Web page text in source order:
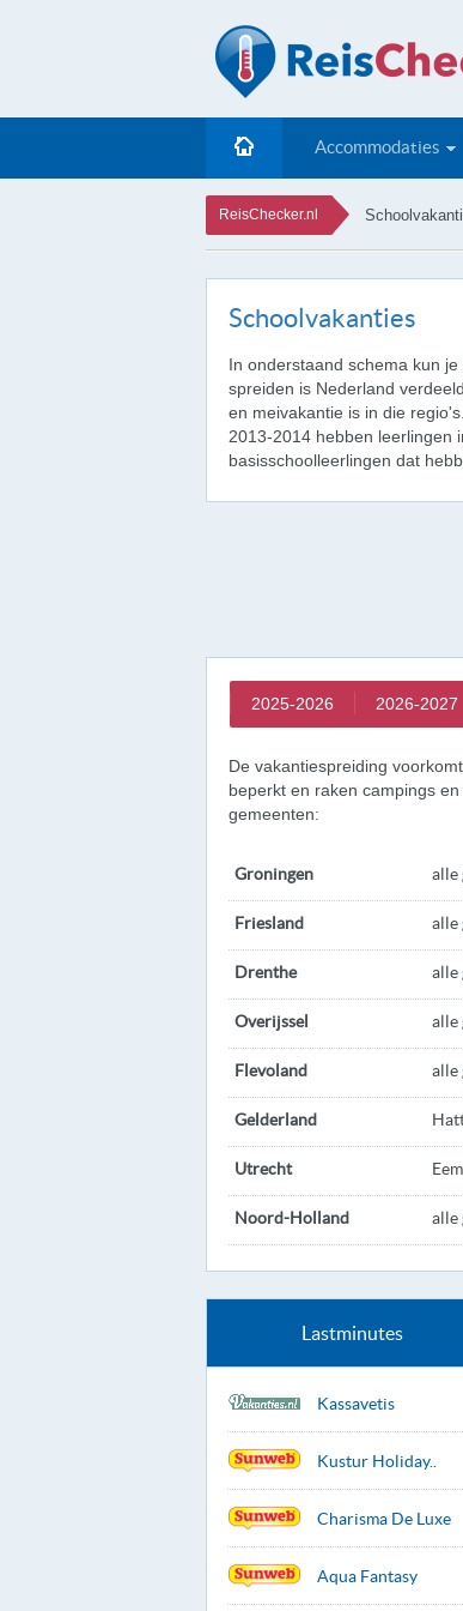
Accommodaties
ReisChecker.nl
Schoolvakanties
In onderstaand schema kun
spreiden is Nederland
en meivakantie is in die
2013-2014 hebben leerlingen
basisschoolleerlingen dat
2025-2026 2026-2027
De vakantiespreiding
beperkt en raken campings
gemeenten:
Groningen alle
Friesland alle
Drenthe alle
Overijssel alle
Flevoland alle
Gelderland
Utrecht
Noord-Holland alle
Lastminutes
Kassavetis
Kustur Holiday..
Charisma De Luxe
Aqua Fantasy